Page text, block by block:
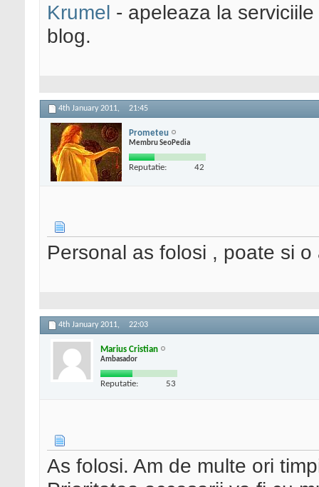
Krumel - apeleaza la
blog.
4th January 2011, 21:45
Prometeu
Membru SeoPedia
Reputatie: 42
Personal as folosi , poate si
4th January 2011, 22:03
Marius Cristian
Ambasador
Reputatie: 53
As folosi. Am de multe ori